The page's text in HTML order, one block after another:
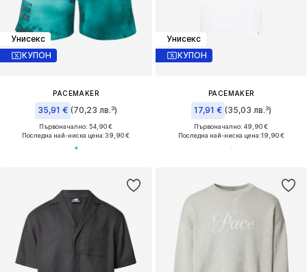
Унисекс
КУПОН
PACEMAKER
35,91 € (70,23 лв.³)
Първоначално: 54,90 €
Последна най-ниска цена:39,90 €
Унисекс
КУПОН
PACEMAKER
17,91 € (35,03 лв.³)
Първоначално: 49,90 €
Последна най-ниска цена:19,90 €